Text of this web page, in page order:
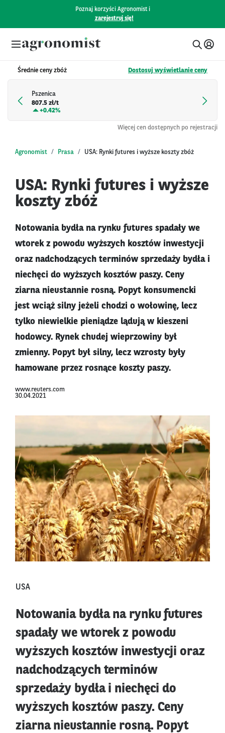
Poznaj korzyści Agronomist i
zarejestruj się!
Średnie ceny zbóż Dostosuj wyświetlanie ceny
Pszenica
807.5 zł/t
+0.42%
Więcej cen dostępnych po rejestracji
Agronomist Prasa USA: Rynki futures i wyższe koszty zbóż
USA: Rynki futures i wyższe
koszty zbóż
Notowania bydła na rynku futures spadały we
wtorek z powodu wyższych kosztów inwestycji
oraz nadchodzących terminów sprzedaży bydła i
niechęci do wyższych kosztów paszy. Ceny
ziarna nieustannie rosną. Popyt konsumencki
jest wciąż silny jeżeli chodzi o wołowinę, lecz
tylko niewielkie pieniądze lądują w kieszeni
hodowcy. Rynek chudej wieprzowiny był
zmienny. Popyt był silny, lecz wzrosty były
hamowane przez rosnące koszty paszy.
www.reuters.com
30.04.2021
USA
Notowania bydła na rynku futures
spadały we wtorek z powodu
wyższych kosztów inwestycji oraz
nadchodzących terminów
sprzedaży bydła i niechęci do
wyższych kosztów paszy. Ceny
ziarna nieustannie rosną. Popyt